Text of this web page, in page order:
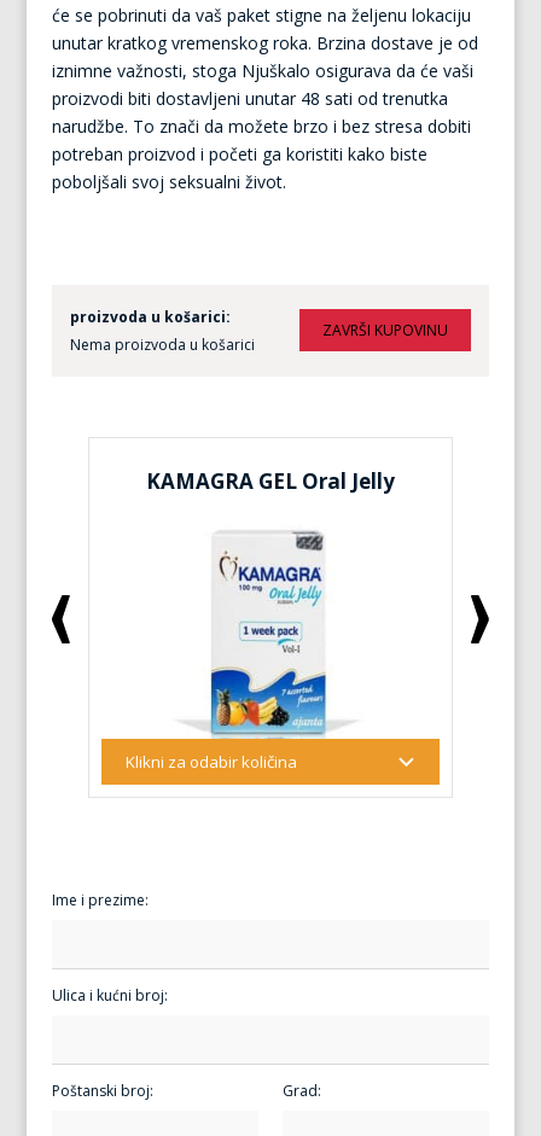
će se pobrinuti da vaš paket stigne na željenu lokaciju
unutar kratkog vremenskog roka. Brzina dostave je od
iznimne važnosti, stoga Njuškalo osigurava da će vaši
proizvodi biti dostavljeni unutar 48 sati od trenutka
narudžbe. To znači da možete brzo i bez stresa dobiti
potreban proizvod i početi ga koristiti kako biste
poboljšali svoj seksualni život.
proizvoda u košarici:
Nema proizvoda u košarici
KAMAGRA GEL Oral Jelly
Ime i prezime:
Ulica i kućni broj:
Poštanski broj: Grad: